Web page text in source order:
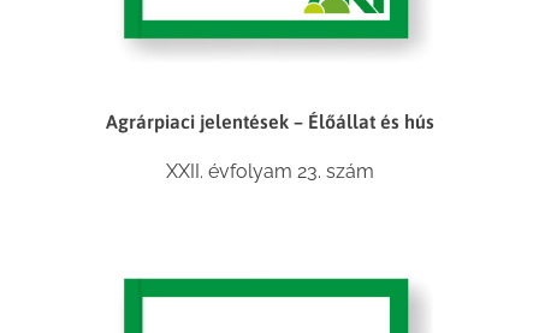
Agrárpiaci jelentések – Élőállat és hús
XXII. évfolyam 23. szám